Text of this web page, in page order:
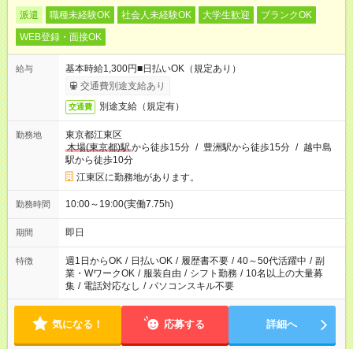
派遣 職種未経験OK 社会人未経験OK 大学生歓迎
ブランクOK
WEB登録・面接OK
給与
基本時給1,300円■日払いOK（規定あり）
交通費別途支給あり
交通費 別途支給（規定有）
勤務地
東京都江東区
木場(東京都)駅から徒歩15分 / 豊洲駅から徒歩15分 / 越中島
駅から徒歩10分
江東区に勤務地があります。
勤務時間 10:00～19:00(実働7.75h)
期間 即日
特徴 週1日からOK / 日払いOK / 履歴書不要 / 40～50代活躍中 / 副
業・WワークOK / 服装自由 / シフト勤務 / 10名以上の大量募
集 / 電話対応なし / パソコンスキル不要
気になる！ 応募する 詳細へ